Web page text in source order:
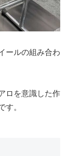
ールの組み合わ
ロを意識した作
す。